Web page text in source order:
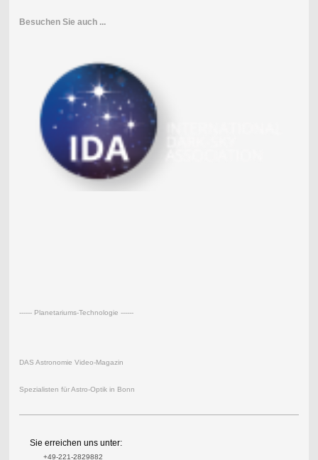
Besuchen Sie auch ...
------ Planetariums-Technologie ------
DAS Astronomie Video-Magazin
Spezialisten für Astro-Optik in Bonn
Sie erreichen uns unter:
+49-221-2829882